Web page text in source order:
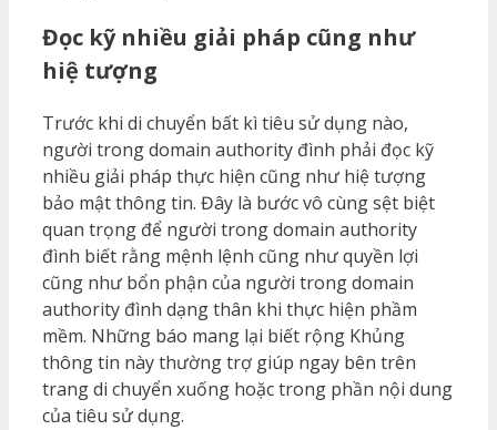
Đọc kỹ nhiều giải pháp cũng như
hiệ tượng
Trước khi di chuyển bất kì tiêu sử dụng nào,
người trong domain authority đình phải đọc kỹ
nhiều giải pháp thực hiện cũng như hiệ tượng
bảo mật thông tin. Đây là bước vô cùng sệt biệt
quan trọng để người trong domain authority
đình biết rằng mệnh lệnh cũng như quyền lợi
cũng như bổn phận của người trong domain
authority đình dạng thân khi thực hiện phầm
mềm. Những báo mang lại biết rộng Khủng
thông tin này thường trợ giúp ngay bên trên
trang di chuyển xuống hoặc trong phần nội dung
của tiêu sử dụng.